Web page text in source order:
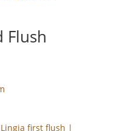
Flush